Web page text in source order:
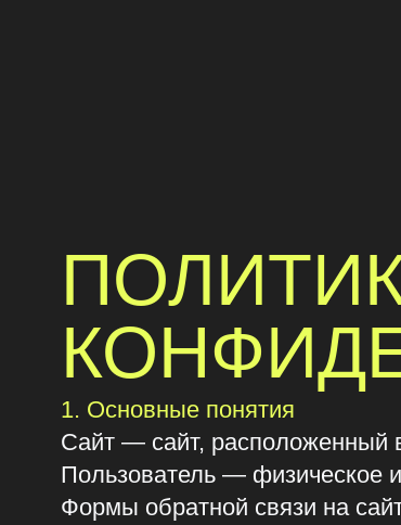
1. Основные понятия
Сайт — сайт, расположенный в
Пользователь — физическое или
Формы обратной связи на сайте
Форма обратной связи —
передачи данных Администрации